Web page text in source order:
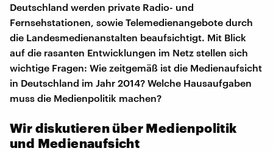
Deutschland werden private Radio- und
Fernsehstationen, sowie Telemedienangebote durch
die Landesmedienanstalten beaufsichtigt. Mit Blick
auf die rasanten Entwicklungen im Netz stellen sich
wichtige Fragen: Wie zeitgemäß ist die Medienaufsicht
in Deutschland im Jahr 2014? Welche Hausaufgaben
muss die Medienpolitik machen?
Wir diskutieren über Medienpolitik
und Medienaufsicht